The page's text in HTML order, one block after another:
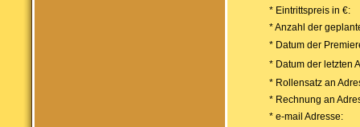
* Eintrittspreis in €:
* Anzahl der
* Datum der
* Datum der letzten
* Rollensatz an
* Rechnung an
* e-mail Adresse: